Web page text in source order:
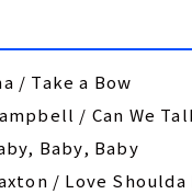
/ Take a Bow
/ Can We
Baby, Baby
/ Love